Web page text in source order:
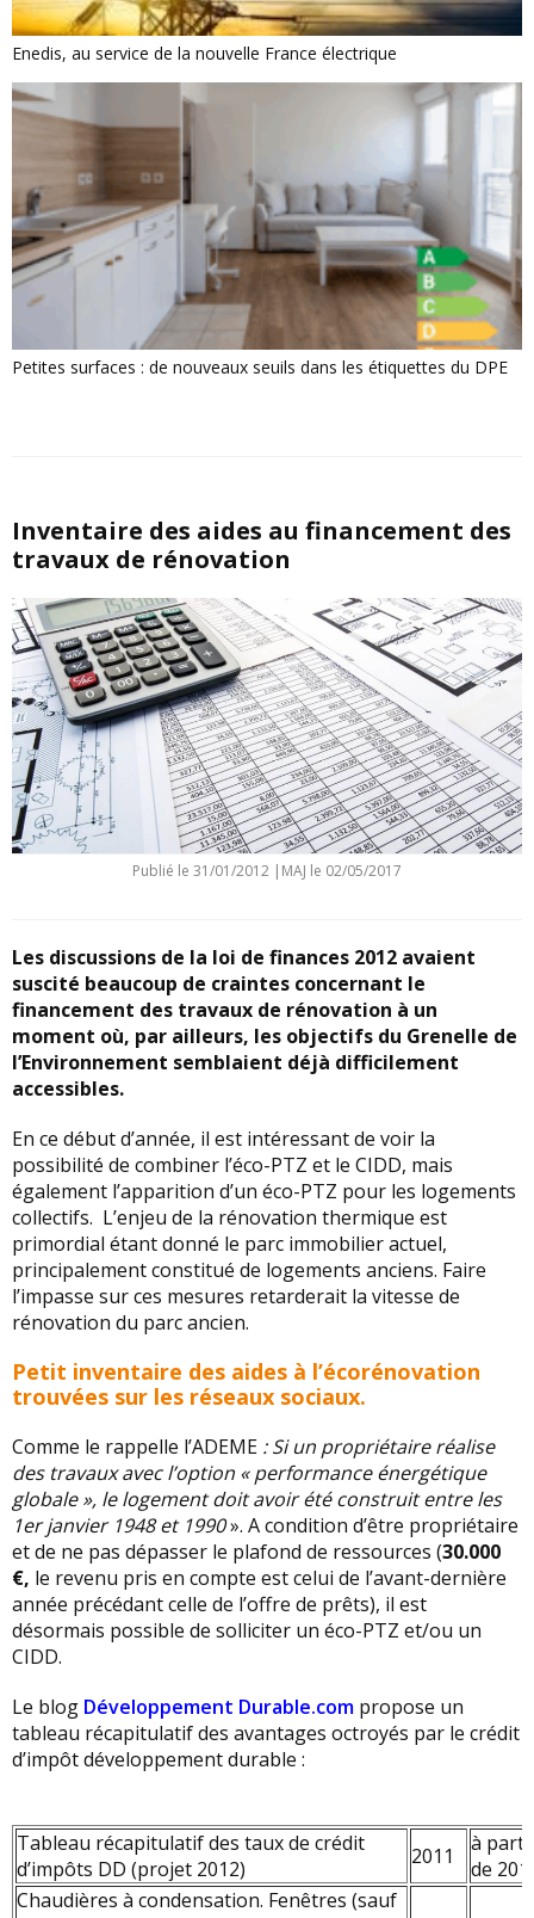
Enedis, au service de la nouvelle France électrique
Petites surfaces : de nouveaux seuils dans les étiquettes du DPE
Inventaire des aides au financement des
travaux de rénovation
Publié le 31/01/2012 | MAJ le 02/05/2017
Les discussions de la loi de finances 2012 avaient
suscité beaucoup de craintes concernant le
financement des travaux de rénovation à un
moment où, par ailleurs, les objectifs du Grenelle de
l’Environnement semblaient déjà difficilement
accessibles.
En ce début d’année, il est intéressant de voir la
possibilité de combiner l’éco-PTZ et le CIDD, mais
également l’apparition d’un éco-PTZ pour les logements
collectifs. L’enjeu de la rénovation thermique est
primordial étant donné le parc immobilier actuel,
principalement constitué de logements anciens. Faire
l’impasse sur ces mesures retarderait la vitesse de
rénovation du parc ancien.
Petit inventaire des aides à l’écorénovation
trouvées sur les réseaux sociaux.
Comme le rappelle l’ADEME :Si un propriétaire réalise
des travaux avec l’option « performance énergétique
globale », le logement doit avoir été construit entre les
1er janvier 1948 et 1990». A condition d’être propriétaire
et de ne pas dépasser le plafond de ressources (30.000
€, le revenu pris en compte est celui de l’avant-dernière
année précédant celle de l’offre de prêts), il est
désormais possible de solliciter un éco-PTZ et/ou un
CIDD.
Le blog Développement Durable.com propose un
tableau récapitulatif des avantages octroyés par le crédit
d’impôt développement durable :
Tableau récapitulatif des taux de crédit
d’impôts DD (projet 2012)
2011
à
de
Chaudières à condensation. Fenêtres (sauf